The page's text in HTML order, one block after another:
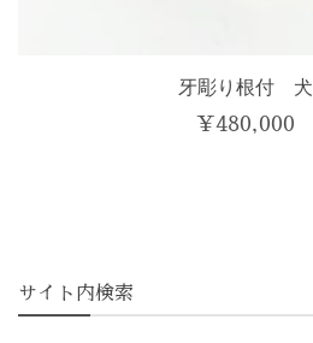
牙彫り根付 犬
¥480,000
サイト内検索